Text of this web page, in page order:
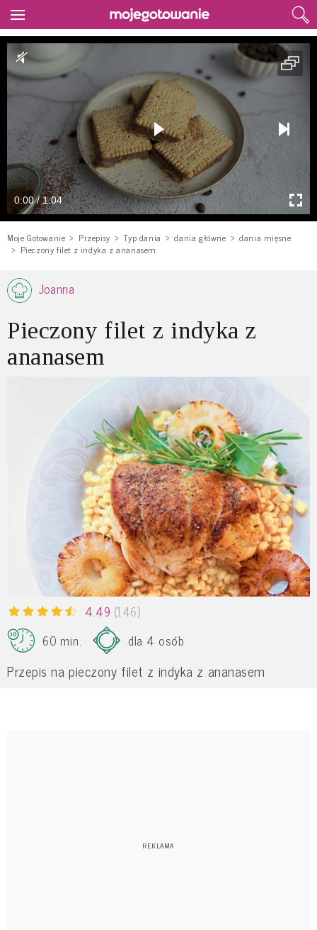
0:00 / 1:04
Moje Gotowanie Przepisy Typ dania dania główne
dania mięsne
Pieczony filet z indyka z ananasem
Joanna
Pieczony filet z indyka z
ananasem
4.49 (146)
60 min.
dla 4 osób
Przepis na pieczony filet z indyka z ananasem